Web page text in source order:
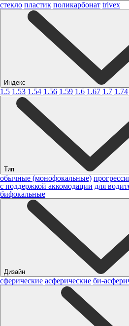
стекло пластик поликарбонат trivex
Индекс
1.5 1.53 1.54 1.56 1.59 1.6 1.67 1.7 1.74
Тип
обычные (монофокальные)
с поддержкой аккомодации для
бифокальные
Дизайн
сферические асферические би-